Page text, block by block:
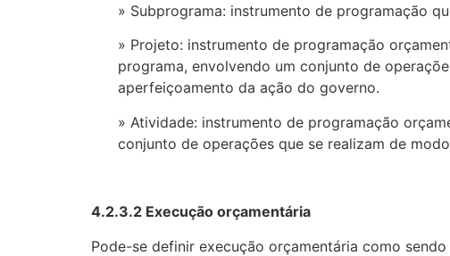
» Subprograma: instrumento de programação
» Projeto: instrumento de programação
programa, envolvendo um conjunto de
aperfeiçoamento da ação do governo.
» Atividade: instrumento de programação
conjunto de operações que se realizam de
4.2.3.2 Execução orçamentária
Pode-se definir execução orçamentária como